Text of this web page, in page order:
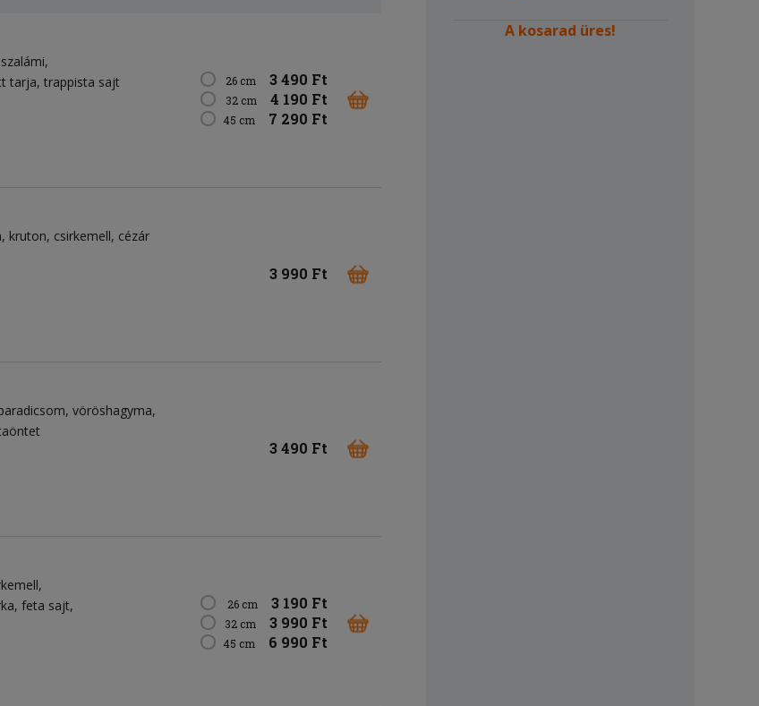
szalámi
tarja trappista sajt 26 cm 3 490 Ft
32 cm 4 190 Ft
45 cm 7 290 Ft
kruton csirkemell cézár
3 990 Ft
vöröshagyma
3 490 Ft
feta sajt
26 cm 3 190 Ft
32 cm 3 990 Ft
45 cm 6 990 Ft
A kosarad üres!